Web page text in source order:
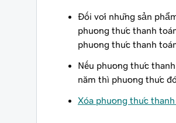
Đối với những sản
phương thức thanh
phương thức thanh
Nếu phương thức
năm thì phương thức
Xóa phương thức